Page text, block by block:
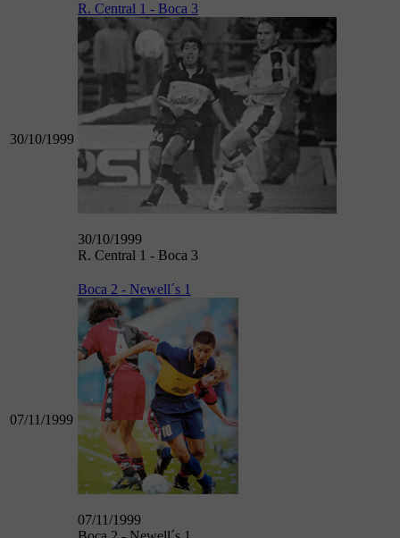
30/10/1999
R. Central 1 - Boca 3
30/10/1999
R. Central 1 - Boca 3
07/11/1999
Boca 2 - Newell´s 1
07/11/1999